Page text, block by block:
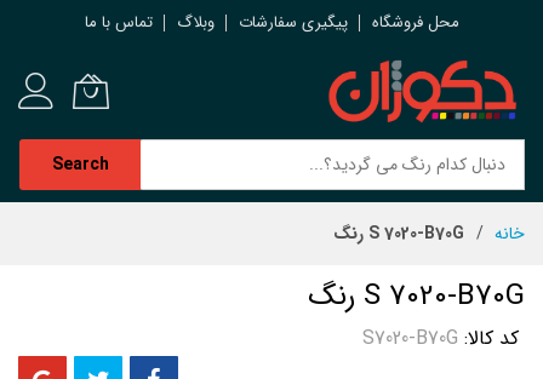
محل فروشگاه پیگیری سفارشات وبلاگ تماس با ما
Search
خانه S 7020-B70G رنگ
S 7020-B70G رنگ
کد کالا S7020-B70G